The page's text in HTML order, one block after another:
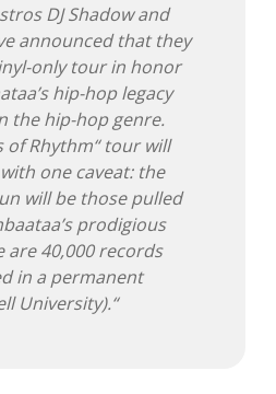
2018
2019
2020
2021
2022
2023
DJ Shadow and
announced that they
only tour in honor
hip-hop legacy
the hip-hop genre.
of Rhythm“ tour will
one caveat: the
will be those pulled
prodigious
are 40,000 records
in a permanent
University).“